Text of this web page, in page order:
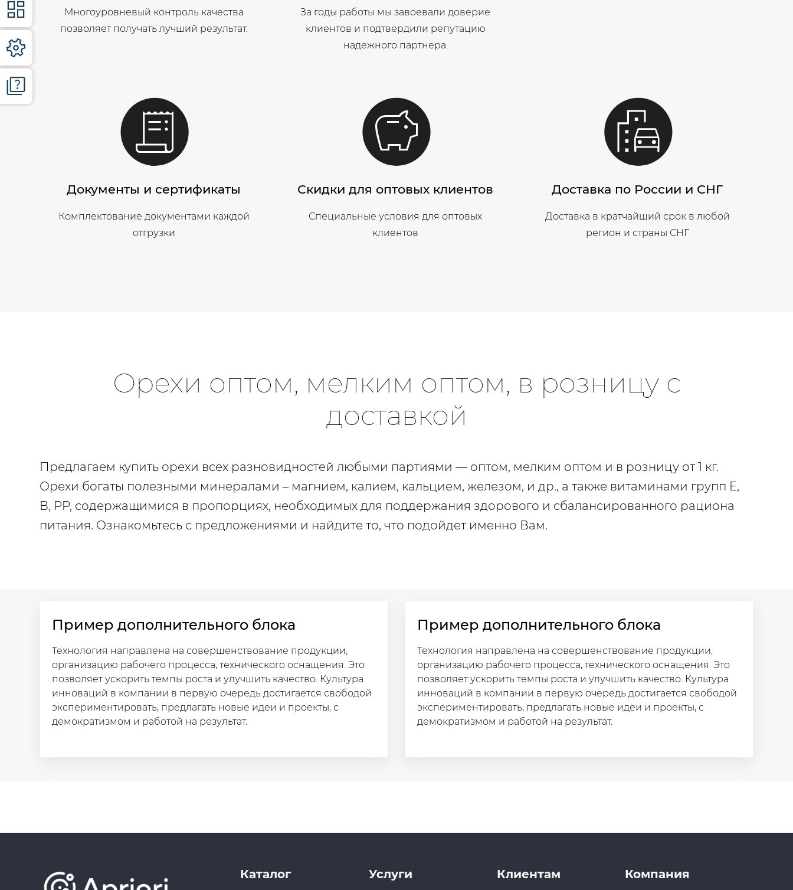
Многоуровневый контроль качества
позволяет получать лучший результат.
За годы работы мы завоевали доверие
клиентов и подтвердили репутацию
надежного партнера.
Документы и сертификаты
Комплектование документами каждой
отгрузки
Скидки для оптовых клиентов
Специальные условия для оптовых
клиентов
Доставка по России и СНГ
Доставка в кратчайший срок в любой
регион и страны СНГ
Орехи оптом, мелким оптом, в розницу с
доставкой
Предлагаем купить орехи всех разновидностей любыми партиями — оптом, мелким оптом и в розницу от 1 кг.
Орехи богаты полезными минералами – магнием, калием, кальцием, железом, и др., а также витаминами групп E,
В, PP, содержащимися в пропорциях, необходимых для поддержания здорового и сбалансированного рациона
питания. Ознакомьтесь с предложениями и найдите то, что подойдет именно Вам.
Пример дополнительного блока
Технология направлена на совершенствование продукции,
организацию рабочего процесса, технического оснащения. Это
позволяет ускорить темпы роста и улучшить качество. Культура
инноваций в компании в первую очередь достигается свободой
экспериментировать, предлагать новые идеи и проекты, с
демократизмом и работой на результат.
Пример дополнительного блока
Технология направлена на совершенствование продукции,
организацию рабочего процесса, технического оснащения. Это
позволяет ускорить темпы роста и улучшить качество. Культура
инноваций в компании в первую очередь достигается свободой
экспериментировать, предлагать новые идеи и проекты, с
демократизмом и работой на результат.
Каталог Услуги Клиентам Компания